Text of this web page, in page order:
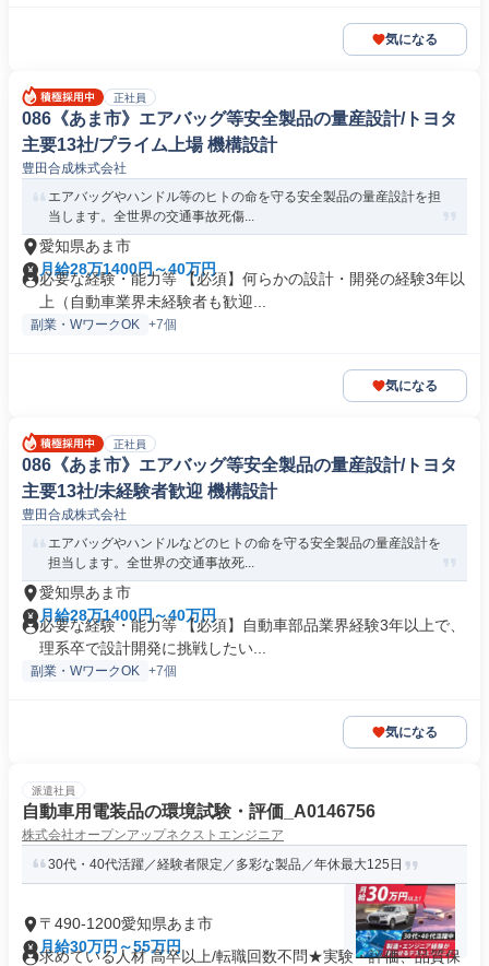
気になる
正社員
086《あま市》エアバッグ等安全製品の量産設計/トヨタ
主要13社/プライム上場 機構設計
豊田合成株式会社
エアバッグやハンドル等のヒトの命を守る安全製品の量産設計を担
当します。全世界の交通事故死傷...
愛知県あま市
月給28万1400円～40万円
必要な経験・能力等 【必須】何らかの設計・開発の経験3年以
上（自動車業界未経験者も歓迎...
副業・WワークOK +7個
気になる
正社員
086《あま市》エアバッグ等安全製品の量産設計/トヨタ
主要13社/未経験者歓迎 機構設計
豊田合成株式会社
エアバッグやハンドルなどのヒトの命を守る安全製品の量産設計を
担当します。全世界の交通事故死...
愛知県あま市
月給28万1400円～40万円
必要な経験・能力等 【必須】自動車部品業界経験3年以上で、
理系卒で設計開発に挑戦したい...
副業・WワークOK +7個
気になる
派遣社員
自動車用電装品の環境試験・評価_A0146756
株式会社オープンアップネクストエンジニア
30代・40代活躍／経験者限定／多彩な製品／年休最大125日
〒490-1200愛知県あま市
月給30万円～55万円
求めている人材 高卒以上/転職回数不問★実験・評価、品質保